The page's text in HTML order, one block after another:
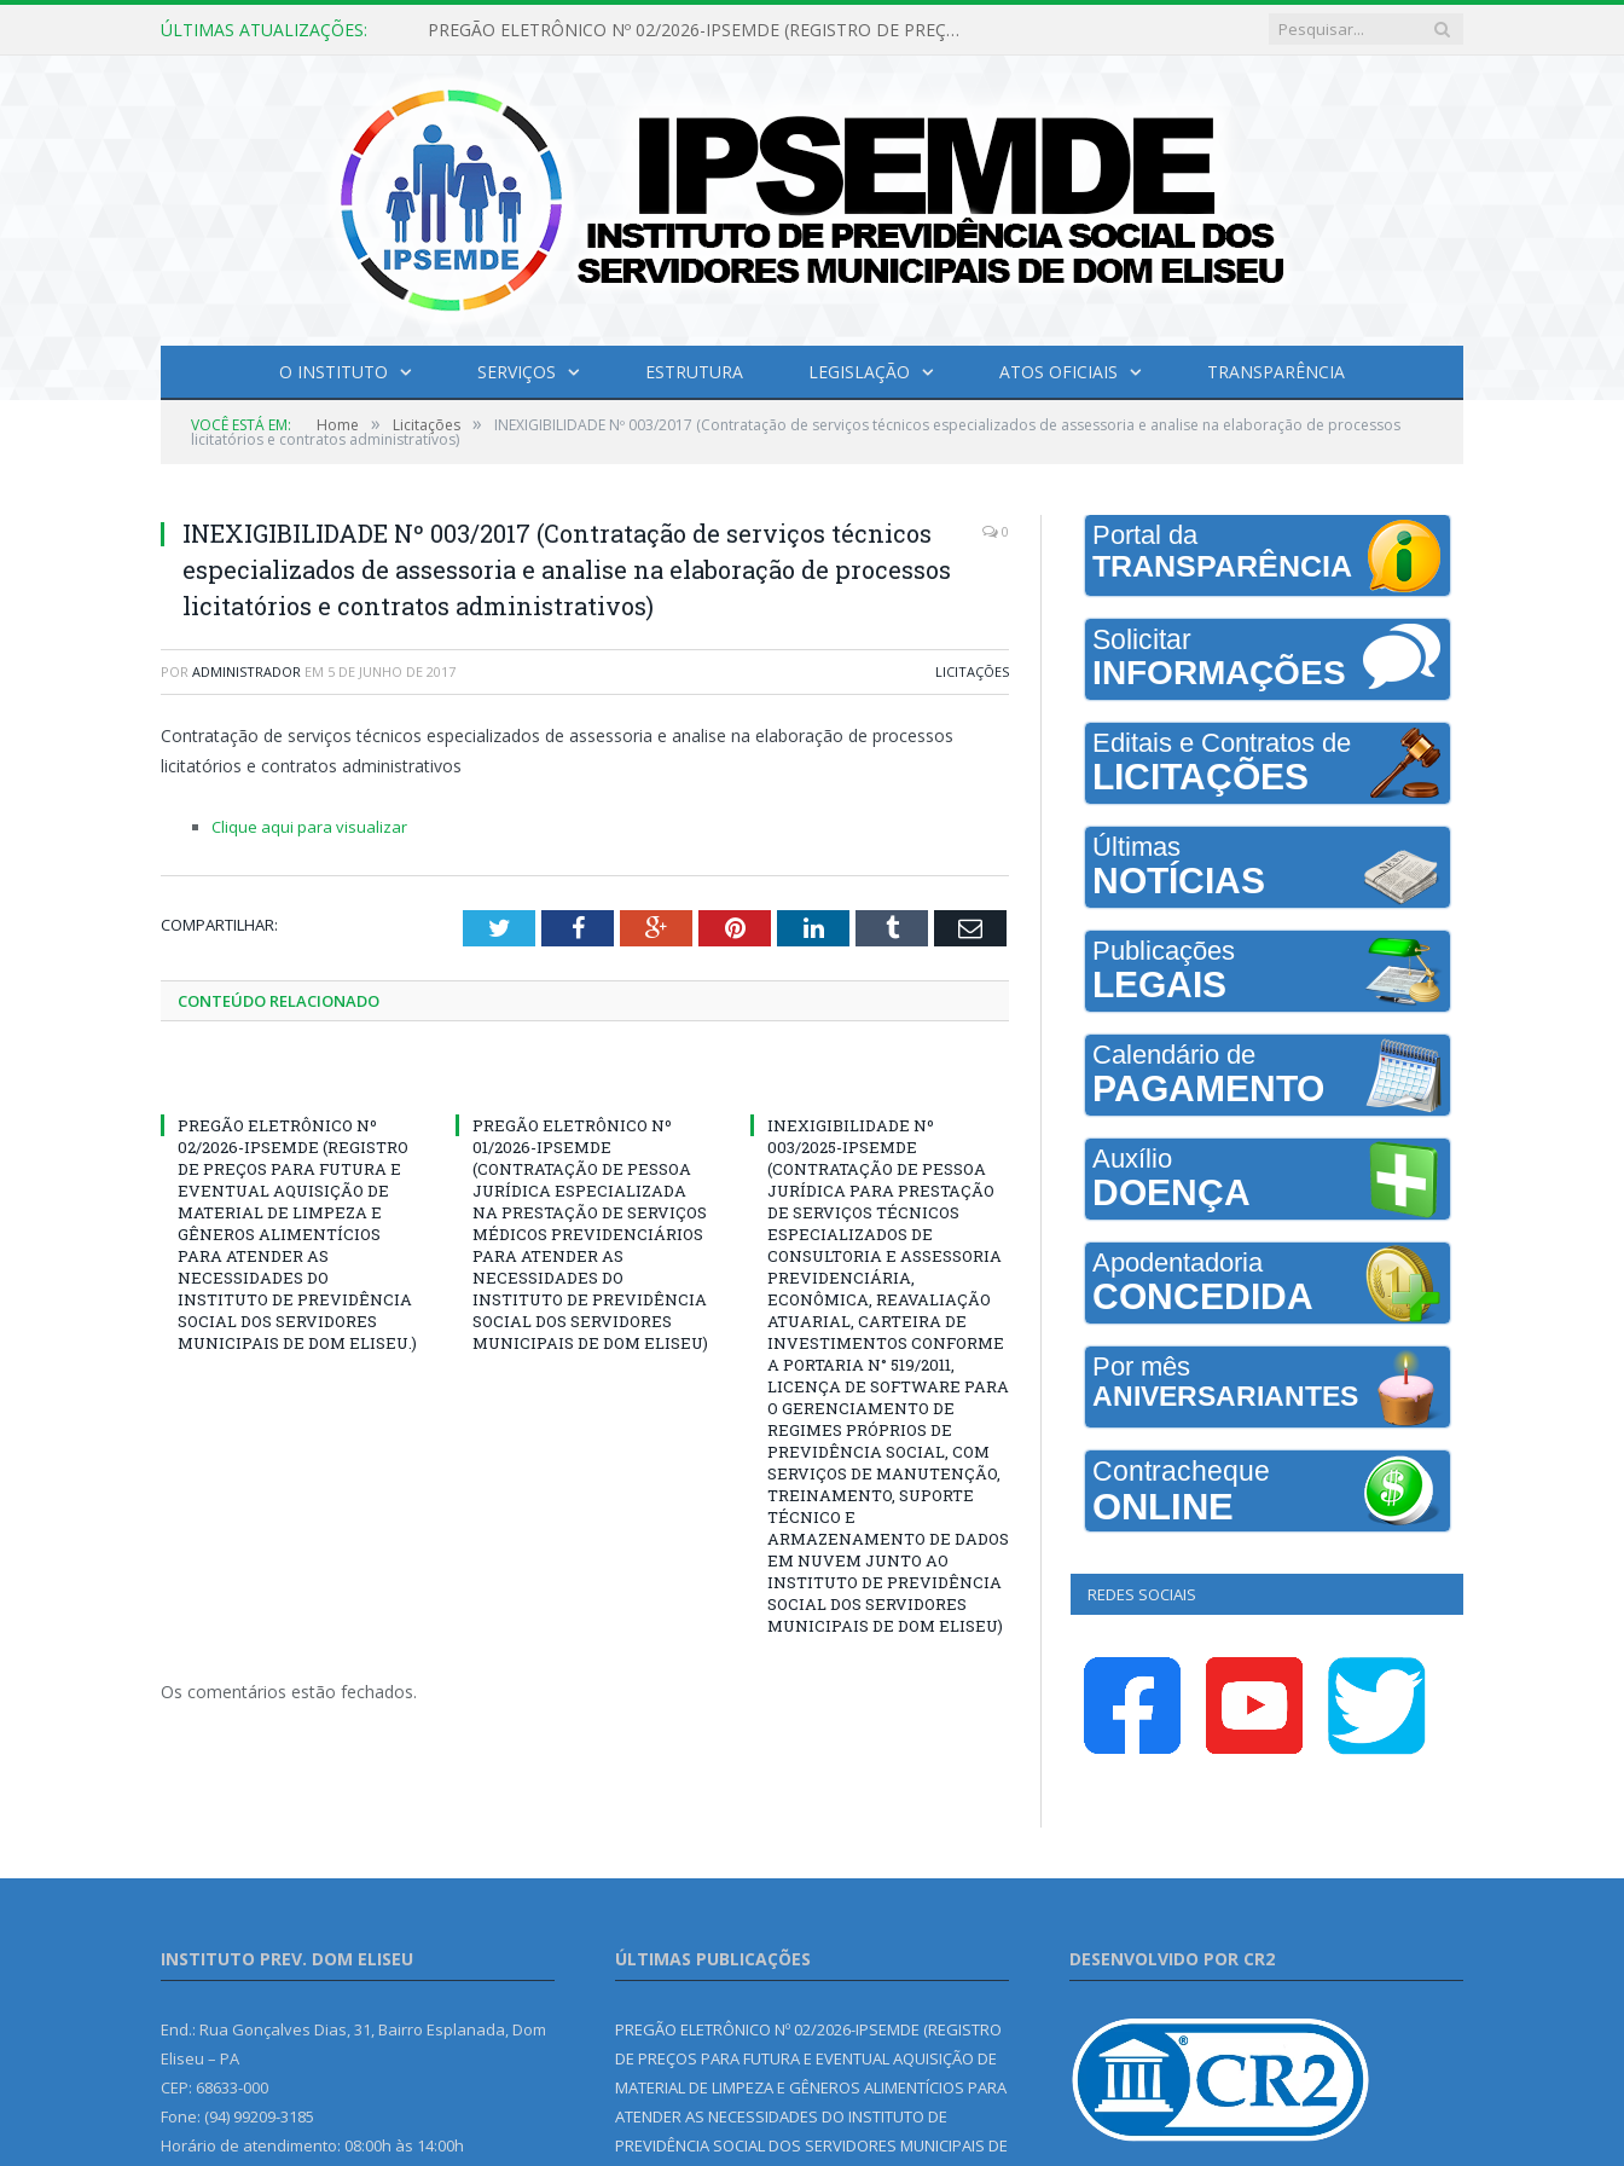
ÚLTIMAS ATUALIZAÇÕES: PREGÃO ELETRÔNICO Nº 02/2026-IPSEMDE (REGISTRO DE PREÇOS PARA FUTURA E EVENTUAL AQUISIÇÃO DE MATERIAL DE LIMPEZA E GÊNEROS ALIMENTÍCIOS PARA ATENDER AS NECESSIDADES DO INSTITUTO DE PREVIDÊNCIA SOCIAL DOS SERVIDORES MUNICIPAIS DE DOM ELISEU.)
O INSTITUTO SERVIÇOS ESTRUTURA LEGISLAÇÃO ATOS OFICIAIS TRANSPARÊNCIA
VOCÊ ESTÁ EM: Home » Licitações » INEXIGIBILIDADE Nº 003/2017 (Contratação de serviços técnicos especializados de assessoria e analise na elaboração de processos
licitatórios e contratos administrativos)
INEXIGIBILIDADE Nº 003/2017 (Contratação de serviços técnicos
especializados de assessoria e analise na elaboração de processos
licitatórios e contratos administrativos)
0
POR ADMINISTRADOR EM 5 DE JUNHO DE 2017 LICITAÇÕES
Contratação de serviços técnicos especializados de assessoria e analise na elaboração de processos
licitatórios e contratos administrativos
Clique aqui para visualizar
COMPARTILHAR: TwitterFacebookGoogle+PinterestLinkedInTumblr Email
CONTEÚDO RELACIONADO
PREGÃO ELETRÔNICO Nº
02/2026-IPSEMDE (REGISTRO
DE PREÇOS PARA FUTURA E
EVENTUAL AQUISIÇÃO DE
MATERIAL DE LIMPEZA E
GÊNEROS ALIMENTÍCIOS
PARA ATENDER AS
NECESSIDADES DO
INSTITUTO DE PREVIDÊNCIA
SOCIAL DOS SERVIDORES
MUNICIPAIS DE DOM ELISEU.)
PREGÃO ELETRÔNICO Nº
01/2026-IPSEMDE
(CONTRATAÇÃO DE PESSOA
JURÍDICA ESPECIALIZADA
NA PRESTAÇÃO DE SERVIÇOS
MÉDICOS PREVIDENCIÁRIOS
PARA ATENDER AS
NECESSIDADES DO
INSTITUTO DE PREVIDÊNCIA
SOCIAL DOS SERVIDORES
MUNICIPAIS DE DOM ELISEU)
INEXIGIBILIDADE Nº
003/2025-IPSEMDE
(CONTRATAÇÃO DE PESSOA
JURÍDICA PARA PRESTAÇÃO
DE SERVIÇOS TÉCNICOS
ESPECIALIZADOS DE
CONSULTORIA E ASSESSORIA
PREVIDENCIÁRIA,
ECONÔMICA, REAVALIAÇÃO
ATUARIAL, CARTEIRA DE
INVESTIMENTOS CONFORME
A PORTARIA N° 519/2011,
LICENÇA DE SOFTWARE PARA
O GERENCIAMENTO DE
REGIMES PRÓPRIOS DE
PREVIDÊNCIA SOCIAL, COM
SERVIÇOS DE MANUTENÇÃO,
TREINAMENTO, SUPORTE
TÉCNICO E
ARMAZENAMENTO DE DADOS
EM NUVEM JUNTO AO
INSTITUTO DE PREVIDÊNCIA
SOCIAL DOS SERVIDORES
MUNICIPAIS DE DOM ELISEU)
Os comentários estão fechados.
Portal da
TRANSPARÊNCIA
Solicitar
INFORMAÇÕES
Editais e Contratos de
LICITAÇÕES
Últimas
NOTÍCIAS
Publicações
LEGAIS
Calendário de
PAGAMENTO
Auxílio
DOENÇA
Apodentadoria
CONCEDIDA
Por mês
ANIVERSARIANTES
Contracheque
ONLINE
REDES SOCIAIS
INSTITUTO PREV. DOM ELISEU
End.: Rua Gonçalves Dias, 31, Bairro Esplanada, Dom
Eliseu – PA
CEP: 68633-000
Fone: (94) 99209-3185
Horário de atendimento: 08:00h às 14:00h
ÚLTIMAS PUBLICAÇÕES
PREGÃO ELETRÔNICO Nº 02/2026-IPSEMDE (REGISTRO
DE PREÇOS PARA FUTURA E EVENTUAL AQUISIÇÃO DE
MATERIAL DE LIMPEZA E GÊNEROS ALIMENTÍCIOS PARA
ATENDER AS NECESSIDADES DO INSTITUTO DE
PREVIDÊNCIA SOCIAL DOS SERVIDORES MUNICIPAIS DE
DESENVOLVIDO POR CR2